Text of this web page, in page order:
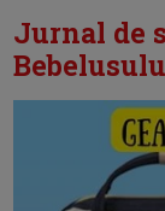
Jurnal de